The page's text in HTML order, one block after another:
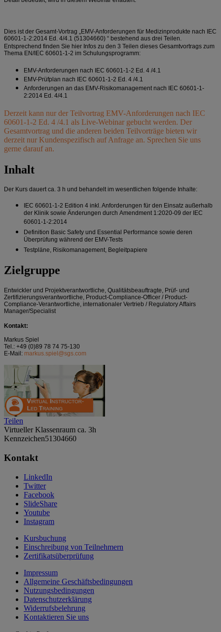
Dies ist der Gesamt-Vortrag „ EMV-Anforderungen für Medizinprodukte nach IEC
60601-1-2:2014 Ed. 4/4.1 (51304660) “ bestehend aus drei Teilen.
Entsprechend finden Sie hier Infos zu den 3 Teilen dieses Gesamtvortrags zum
Thema EN/IEC 60601-1-2 im Schulungsprogramm:
EMV-Anforderungen nach IEC 60601-1-2 Ed. 4 /4.1
EMV-Prüfplan nach IEC 60601-1-2 Ed. 4 /4.1
Anforderungen an das EMV-Risikomanagement nach IEC 60601-1-
2:2014 Ed. 4/4.1
Derzeit kann nur der Teilvortrag EMV-Anforderungen nach IEC
60601-1-2 Ed. 4 /4.1 als Live-Webinar gebucht werden. Der
Gesamtvortrag und die anderen beiden Teilvorträge bieten wir
derzeit nur Kundenspezifisch auf Anfrage an. Sprechen Sie uns
gerne darauf an.
Inhalt
Der Kurs dauert ca. 3 h und behandelt im wesentlichen folgende Inhalte:
IEC 60601-1-2 Edition 4 inkl. Anforderungen für den Einsatz außerhalb
der Klinik sowie Änderungen durch Amendment 1:2020-09 der IEC
60601-1-2:2014
Definition Basic Safety und Essential Performance sowie deren
Überprüfung während der EMV-Tests
Testpläne, Risikomanagement, Begleitpapiere
Zielgruppe
Entwickler und Projektverantwortliche, Qualitätsbeauftragte, Prüf- und
Zertifizierungsverantwortliche, Product-Compliance-Officer / Product-
Compliance-Verantwortliche, internationaler Vertrieb / Regulatory Affairs
Manager/Specialist
Kontakt:
Markus Spiel
Tel.: +49 (0)89 78 74 75-130
E-Mail: markus.spiel@sgs.com
Teilen
Virtueller Klassenraum ca. 3h
Kennzeichen51304660
Kontakt
LinkedIn
Twitter
Facebook
SlideShare
Youtube
Instagram
Kursbuchung
Einschreibung von Teilnehmern
Zertifikatsüberprüfung
Impressum
Allgemeine Geschäftsbedingungen
Nutzungsbedingungen
Datenschutzerklärung
Widerrufsbelehrung
Kontaktieren Sie uns